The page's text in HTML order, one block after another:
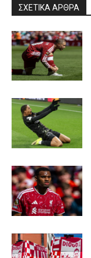
ΣΧΕΤΙΚΆ ΆΡΘΡΑ